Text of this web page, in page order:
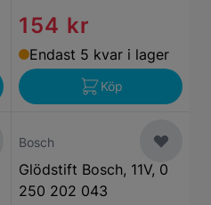
154 kr
Endast 5 kvar i lager
Köp
Bosch
Glödstift Bosch, 11V, 0
250 202 043